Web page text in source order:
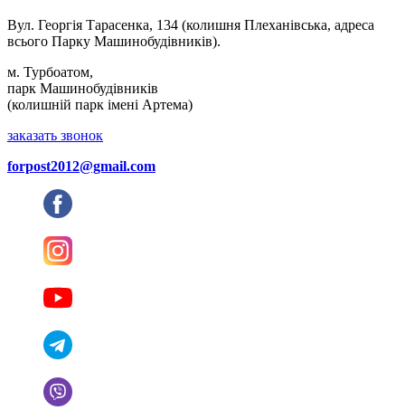
Вул. Георгія Тарасенка, 134 (колишня Плеханівська, адреса
всього Парку Машинобудівників).
м. Турбоатом,
парк Машинобудівників
(колишній парк імені Артема)
заказать звонок
forpost2012@gmail.com